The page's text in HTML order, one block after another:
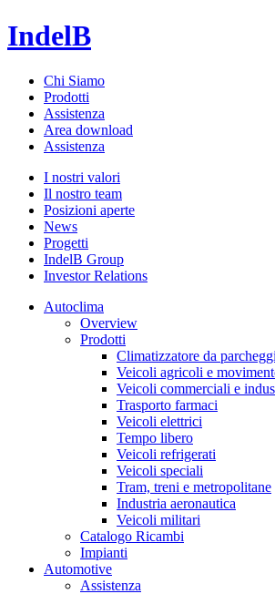
IndelB
Chi Siamo
Prodotti
Assistenza
Area download
Assistenza
I nostri valori
Il nostro team
Posizioni aperte
News
Progetti
IndelB Group
Investor Relations
Autoclima
Overview
Prodotti
Climatizzatore da
Veicoli agricoli e
Veicoli commerciali e
Trasporto farmaci
Veicoli elettrici
Tempo libero
Veicoli refrigerati
Veicoli speciali
Tram, treni e metropolitane
Industria aeronautica
Veicoli militari
Catalogo Ricambi
Impianti
Automotive
Assistenza